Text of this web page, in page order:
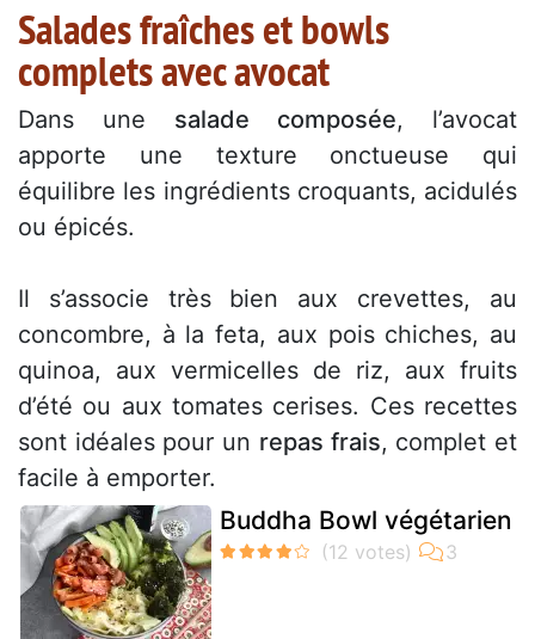
Salades fraîches et bowls
complets avec avocat
Dans une salade composée, l’avocat
apporte une texture onctueuse qui
équilibre les ingrédients croquants, acidulés
ou épicés.
Il s’associe très bien aux crevettes, au
concombre, à la feta, aux pois chiches, au
quinoa, aux vermicelles de riz, aux fruits
d’été ou aux tomates cerises. Ces recettes
sont idéales pour un repas frais, complet et
facile à emporter.
Buddha Bowl végétarien